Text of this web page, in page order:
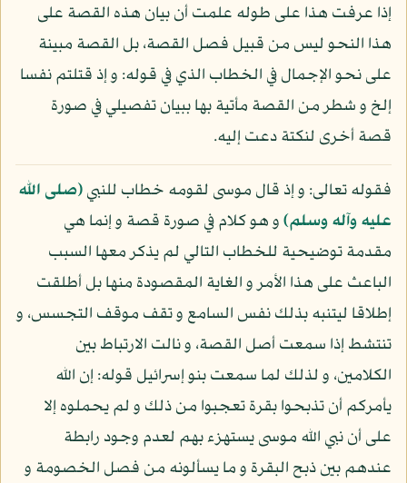
إذا عرفت هذا على طوله علمت أن بيان هذه القصة على
هذا النحو ليس من قبيل فصل القصة، بل القصة مبينة
على نحو الإجمال في الخطاب الذي في قوله: و إذ قتلتم نفسا
إلخ و شطر من القصة مأتية بها ببيان تفصيلي في صورة
قصة أخرى لنكتة دعت إليه.
فقوله تعالى: و إذ قال موسى لقومه خطاب للنبي(صلى الله
عليه وآله وسلم)و هو كلام في صورة قصة و إنما هي
مقدمة توضيحية للخطاب التالي لم يذكر معها السبب
الباعث على هذا الأمر و الغاية المقصودة منها بل أطلقت
إطلاقا ليتنبه بذلك نفس السامع و تقف موقف التجسس، و
تنتشط إذا سمعت أصل القصة، و نالت الارتباط بين
الكلامين، و لذلك لما سمعت بنو إسرائيل قوله: إن الله
يأمركم أن تذبحوا بقرة تعجبوا من ذلك و لم يحملوه إلا
على أن نبي الله موسى يستهزء بهم لعدم وجود رابطة
عندهم بين ذبح البقرة و ما يسألونه من فصل الخصومة و